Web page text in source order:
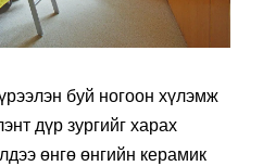
буй ногоон хүлэмж
дүр зургийг харах
өнгө өнгийн керамик